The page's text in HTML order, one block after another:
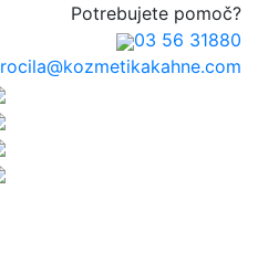
Potrebujete pomoč?
03 56 31880